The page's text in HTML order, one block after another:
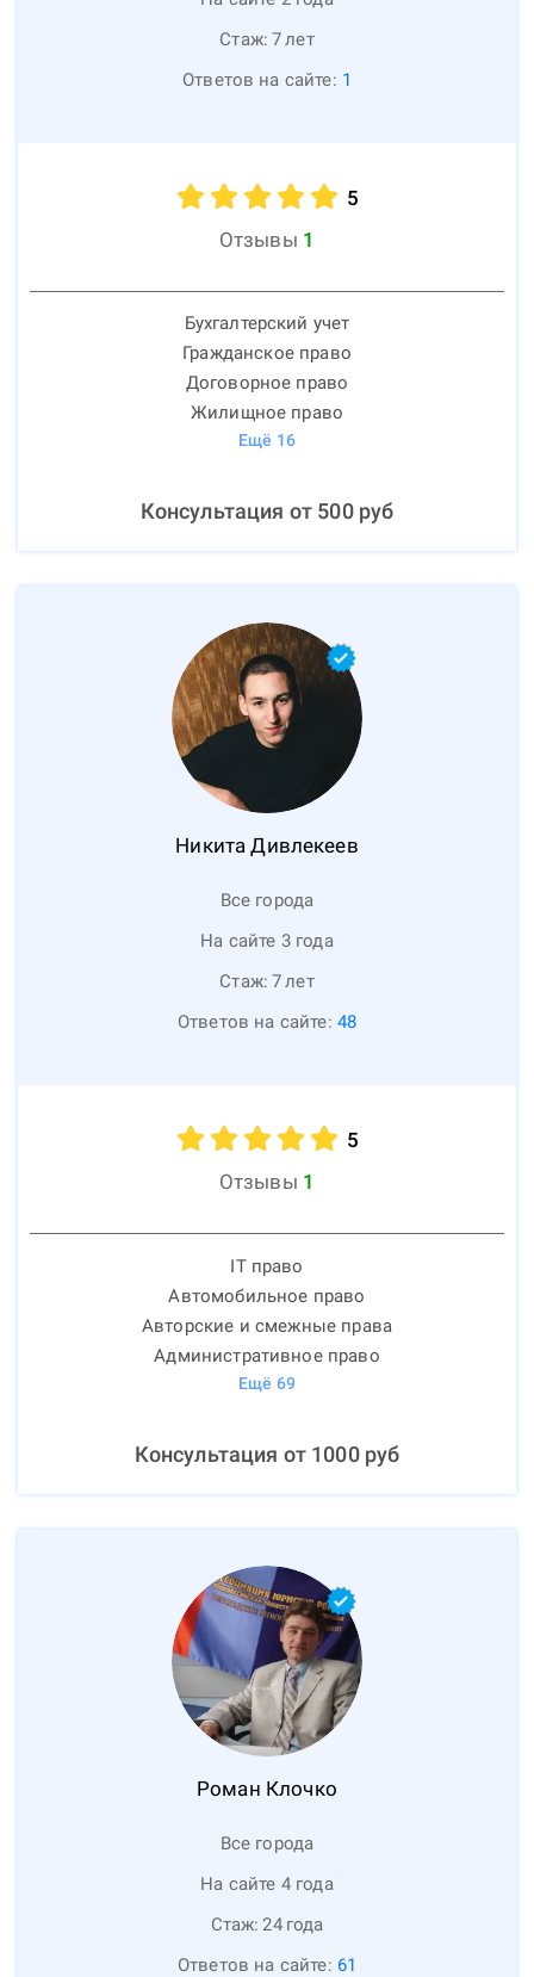
Стаж: 7лет
Ответов на сайте: 1
5
Отзывы 1
Бухгалтерский учет
Гражданское право
Договорное право
Жилищное право
Ещё 16
Консультация от 500руб
Никита Дивлекеев
Все города
На сайте 3 года
Стаж: 7лет
Ответов на сайте: 48
5
Отзывы 1
IT право
Автомобильное право
Авторские и смежные права
Административное право
Ещё 69
Консультация от 1000руб
Роман Клочко
Все города
На сайте 4 года
Стаж: 24 года
Ответов на сайте: 61